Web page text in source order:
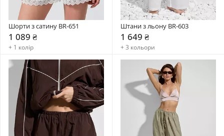
Шорти з сатину BR-651
1 089 ₴
+ 1 колір
Штани з льону BR-603
1 649 ₴
+ 3 кольори